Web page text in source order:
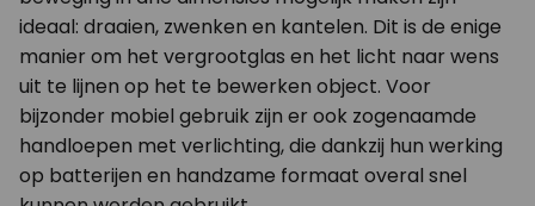
ideaal: draaien, zwenken en kantelen. Dit is de enige
manier om het vergrootglas en het licht naar wens
uit te lijnen op het te bewerken object. Voor
bijzonder mobiel gebruik zijn er ook zogenaamde
handloepen met verlichting, die dankzij hun werking
op batterijen en handzame formaat overal snel